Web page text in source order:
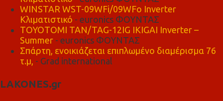
WINSTAR WST-09WFi/09WFo Inverter
Κλιματιστικό - euronics ΦΟΥΝΤΑΣ
TOYOTOMI TAN/TAG-12IG IKIGAI Inverter –
Summer - euronics ΦΟΥΝΤΑΣ
Σπάρτη, ενοικιάζεται επιπλωμένο διαμέρισμα 76
τ.μ, - Grad international
LAKONES.gr